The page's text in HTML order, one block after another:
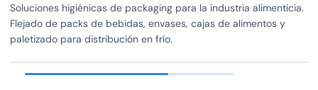
Soluciones higiénicas de packaging para la industria alimenticia.
Flejado de packs de bebidas, envases, cajas de alimentos y
paletizado para distribución en frío.